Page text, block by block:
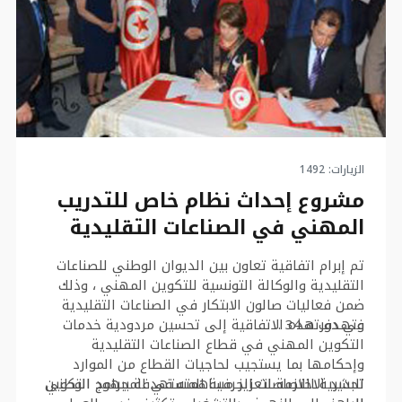
تنموي لأن الصناعة التقليدية لها دور مهم في الاقتصاد
الاجتماعي سواء في المغرب أو في تونس، مشيرة إلى
أن الصناعة التقليدية لا تمكن فقط من الترويج للمنتوج
السياحي، وإنما أيضا من إيجاد فرص الشغل ومساعدة
النساء الصانعات على التغلب على الهشاشة الاجتماعية
والفقر، وهو ما يبرز مدى أهمية هذا الميدان.
وأضافت أن التوقيع على هذه الاتفاقية سيمكن الجانبين
منها تكوين الحرفي، و تنمية ترويج منتوج الصناعة
التقليدية، والحضور المتبادل في المعارض الكبرى التي
تظهر الصانع ليس فقط كفاعل فني وإنما كفاعل
اقتصادي أيضا.
الزيارات: 1492
مشروع إحداث نظام خاص للتدريب
المهني في الصناعات التقليدية
تم إبرام اتفاقية تعاون بين الديوان الوطني للصناعات
التقليدية والوكالة التونسية للتكوين المهني ، وذلك
ضمن فعاليات صالون الابتكار في الصناعات التقليدية
في دورته 34 .
وتهدف هذه الاتفاقية إلى تحسين مردودية خدمات
التكوين المهني في قطاع الصناعات التقليدية
وإحكامها بما يستجيب لحاجيات القطاع من الموارد
البشرية اللازمة لتعزيز مساهمته في المجهود الوطني
تحديد الاختصاصات الحرفية المستهدفة ببرامج التكوين